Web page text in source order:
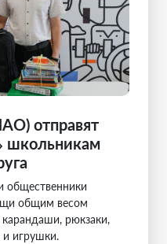
отправят
школьникам
общественники
общим весом
рюкзаки,
игрушки.